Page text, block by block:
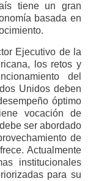
tiene un gran
basada en
Ejecutivo de la
los retos y
del
Unidos deben
óptimo
vocación de
ser abordado
de
Actualmente
institucionales
para su